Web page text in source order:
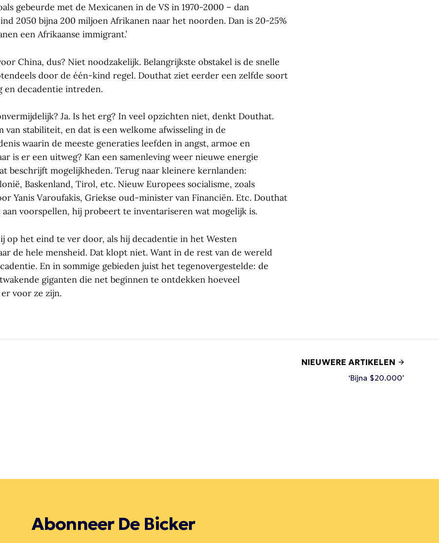
gebeurde met de Mexicanen in de VS in 1970-2000 – dan
2050 bijna 200 miljoen Afrikanen naar het noorden. Dan is 20-25%
een Afrikaanse immigrant.’
China, dus? Niet noodzakelijk. Belangrijkste obstakel is de snelle
door de één-kind regel. Douthat ziet eerder een zelfde soort
en decadentie intreden.
Ja. Is het erg? In veel opzichten niet, denkt Douthat.
van stabiliteit, en dat is een welkome afwisseling in de
waarin de meeste generaties leefden in angst, armoe en
is er een uitweg? Kan een samenleving weer nieuwe energie
beschrijft mogelijkheden. Terug naar kleinere kernlanden:
Baskenland, Tirol, etc. Nieuw Europees socialisme, zoals
Yanis Varoufakis, Griekse oud-minister van Financiën. Etc. Douthat
voorspellen, hij probeert te inventariseren wat mogelijk is.
op het eind te ver door, als hij decadentie in het Westen
de hele mensheid. Dat klopt niet. Want in de rest van de wereld
En in sommige gebieden juist het tegenovergestelde: de
giganten die net beginnen te ontdekken hoeveel
voor ze zijn.
NIEUWERE ARTIKELEN
‘Bijna $20.000’
Abonneer De Bicker